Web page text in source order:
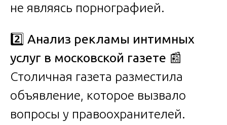
не являясь порнографией.
2️⃣ Анализ рекламы интимных
услуг в московской газете 📰
Столичная газета разместила
объявление, которое вызвало
вопросы у правоохранителей.